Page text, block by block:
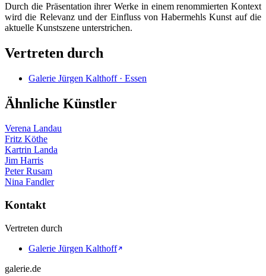
Durch die Präsentation ihrer Werke in einem renommierten Kontext
wird die Relevanz und der Einfluss von Habermehls Kunst auf die
aktuelle Kunstszene unterstrichen.
Vertreten durch
Galerie Jürgen Kalthoff · Essen
Ähnliche Künstler
Verena Landau
Fritz Köthe
Kartrin Landa
Jim Harris
Peter Rusam
Nina Fandler
Kontakt
Vertreten durch
Galerie Jürgen Kalthoff
galerie.de